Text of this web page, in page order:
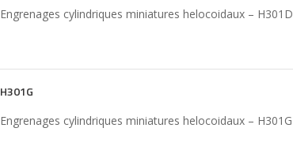
Engrenages cylindriques miniatures helocoidaux – H301D
H301G
Engrenages cylindriques miniatures helocoidaux – H301G